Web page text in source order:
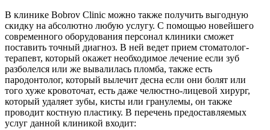
В клинике Bobrov Clinic можно также получить выгодную
скидку на абсолютно любую услугу. С помощью новейшего
современного оборудования персонал клиники сможет
поставить точный диагноз. В ней ведет прием стоматолог-
терапевт, который окажет необходимое лечение если зуб
разболелся или же вывалилась пломба, также есть
пародонтолог, который вылечит десна если они болят или
того хуже кровоточат, есть даже челюстно-лицевой хирург,
который удаляет зубы, кисты или гранулемы, он также
проводит костную пластику. В перечень предоставляемых
услуг данной клиникой входит: